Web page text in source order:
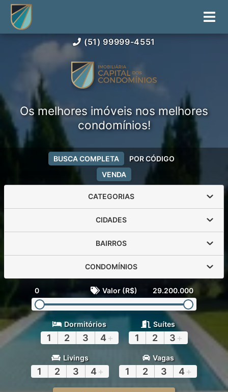
(51) 99999-4551
Os melhores imóveis nos melhores
condomínios!
VENDA
BUSCA COMPLETA POR CÓDIGO
CATEGORIAS
CIDADES
BAIRROS
CONDOMÍNIOS
0 Valor (R$) 29.200.000
Dormitórios
1 2 3 4 +
Suítes
1 2 3 +
Livings
1 2 3 4 +
Vagas
1 2 3 4 +